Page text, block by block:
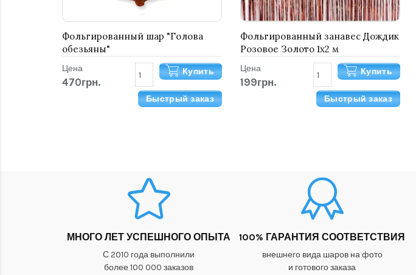
Фольгированный шар "Голова
обезьяны"
Цена
470грн.
Купить
Быстрый заказ
Фольгированный занавес Дождик
Розовое Золото 1х2 м
Цена
199грн.
Купить
Быстрый заказ
МНОГО ЛЕТ УСПЕШНОГО ОПЫТА
С 2010 года выполнили
более 100 000 заказов
100% ГАРАНТИЯ СООТВЕТСТВИЯ
внешнего вида шаров на фото
и готового заказа